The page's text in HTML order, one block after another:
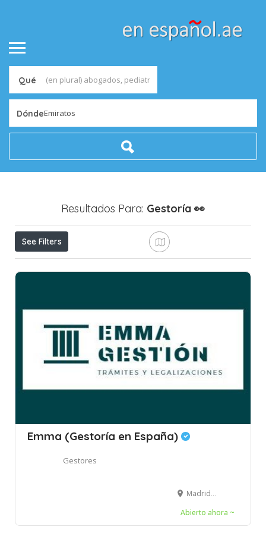
Qué
DóndeEmiratos
Resultados Para: Gestoría 👀
See Filters
Emma (Gestoría en España)
Gestores
Madrid, España
Abierto ahora ~